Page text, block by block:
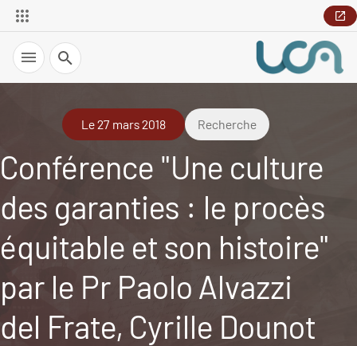
Recherche
Le 27 mars 2018 Recherche
Conférence "Une culture
des garanties : le procès
équitable et son histoire"
par le Pr Paolo Alvazzi
del Frate, Cyrille Dounot